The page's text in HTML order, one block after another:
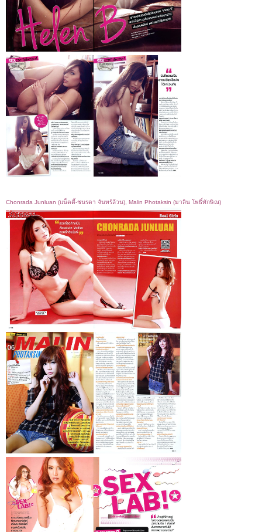
Chonrada Junluan (แน็ตตี้-ชนรดา จันทร์ล้วน), Malin Photaksin (มาลิน โพธิ์ทักษิณ)